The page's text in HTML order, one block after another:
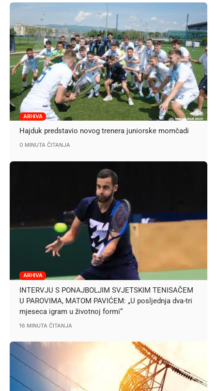
ARHIVA
Hajduk predstavio novog trenera juniorske momčadi
0 MINUTA ČITANJA
ARHIVA
INTERVJU S PONAJBOLJIM SVJETSKIM TENISAČEM
U PAROVIMA, MATOM PAVIĆEM: „U posljednja dva-tri
mjeseca igram u životnoj formi“
16 MINUTA ČITANJA